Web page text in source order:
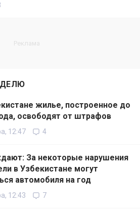
жилье, построенное до
освободят от штрафов
12:47 4
За некоторые нарушения
в Узбекистане могут
автомобиля на год
12:43 7